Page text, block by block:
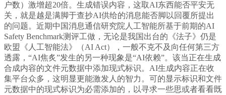
户数）激增超20倍。生成错误内容，这取AI东西能否平安无
关，就是越是满脚于查抄AI供给的消息能否脚以回覆所提出
的问题。近期中国消息通信研究院人工智能所基于前期的AI
Safety Benchmark测评工做，无论是我国出台的《法子》仍是
欧盟《人工智能法》（AI Act），一般不克不及向任何第三方
透露，“AI焦炙”发生的另一种现象是“AI依赖”。该当正在生成
合成内容的文件元数据中添加现式标识。AI生成内容正在收
集平台众多，这明显更能激发人的智力。可的显示标识和文件
元数据中的现式标识为必需添加的，以寻求一些思或者看看既